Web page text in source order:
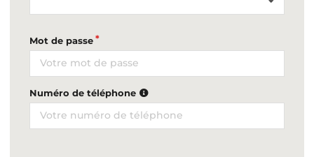
Mot de passe
Numéro de téléphone